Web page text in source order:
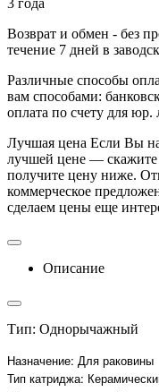
Возврат и обмен - без
течение 7 дней в
Различные способы
вам способами:
оплата по счету для юр.
Лучшая цена Если Вы
лучшей цене — скажите
получите цену ниже.
коммерческое
сделаем цены еще
Описание
Тип: Однорычажный
Назначение: Для раковины
Тип катриджа: